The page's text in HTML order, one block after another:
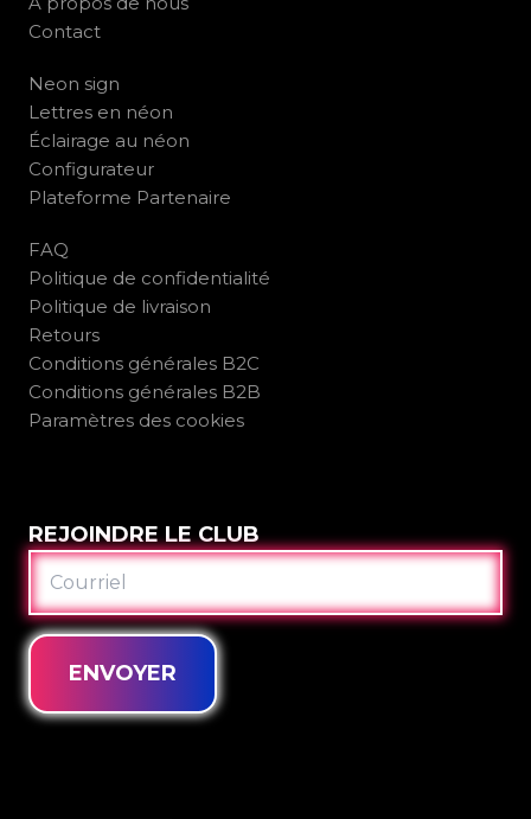
Contact
Neon sign
Lettres en néon
Éclairage au néon
Configurateur
Plateforme Partenaire
FAQ
Politique de confidentialité
Politique de livraison
Retours
Conditions générales B2C
Conditions générales B2B
Paramètres des cookies
REJOINDRE LE CLUB
COURRIEL
ENVOYER